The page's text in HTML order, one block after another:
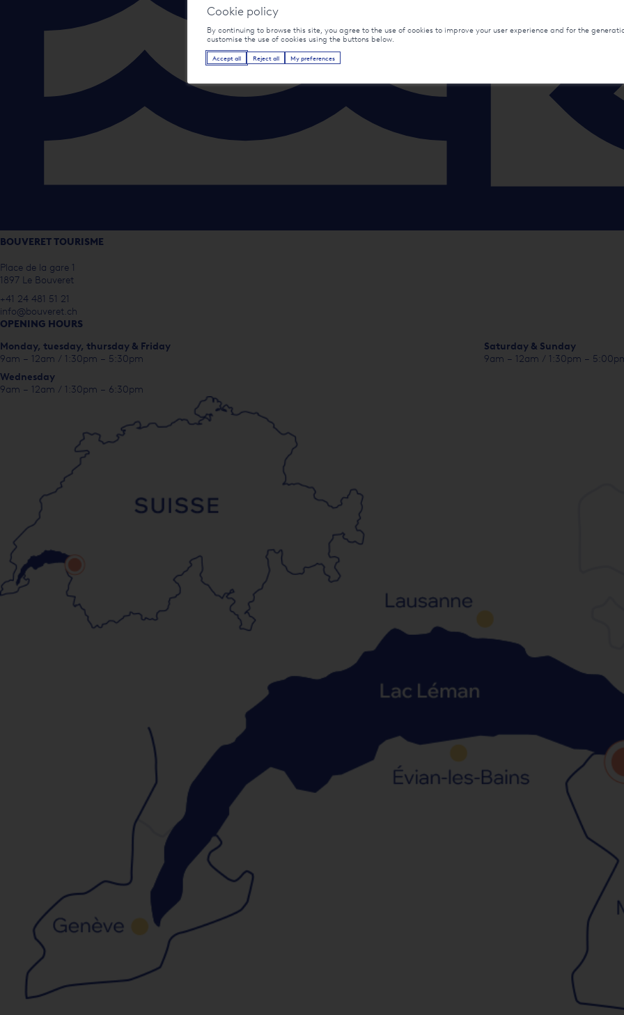
BOUVERET TOURISME
Place de la gare 1
1897 Le Bouveret
+41 24 481 51 21
info@bouveret.ch
OPENING HOURS
Monday, tuesday, thursday & Friday
9am – 12am / 1:30pm – 5:30pm
Wednesday
9am – 12am / 1:30pm – 6:30pm
Saturday & Sunday
9am – 12am / 1:30pm –
Cookie policy
By continuing to browse this site, you agree to the use of cookies to improve your user experience and for the
customise the use of cookies using the buttons below.
Accept all Reject all My preferences